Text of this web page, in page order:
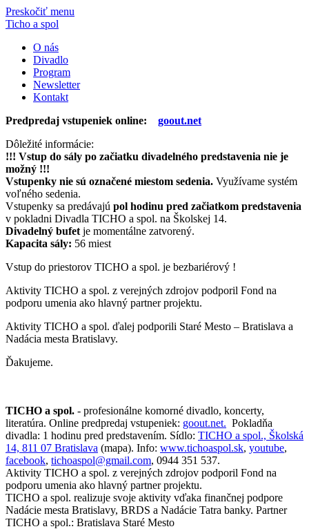
Preskočiť menu
Ticho a spol
O nás
Divadlo
Program
Newsletter
Kontakt
Predpredaj vstupeniek online:
goout.net
Dôležité informácie:
!!! Vstup do sály po začiatku divadelného predstavenia nie je
možný !!!
Vstupenky nie sú označené miestom sedenia. Využívame systém
voľného sedenia.
Vstupenky sa predávajú pol hodinu pred začiatkom predstavenia
v pokladni Divadla TICHO a spol. na Školskej 14.
Divadelný bufet je momentálne zatvorený.
Kapacita sály: 56 miest
Vstup do priestorov TICHO a spol. je bezbariérový !
Aktivity TICHO a spol. z verejných zdrojov podporil Fond na
podporu umenia ako hlavný partner projektu.
Aktivity TICHO a spol. ďalej podporili Staré Mesto – Bratislava a
Nadácia mesta Bratislavy.
Ďakujeme.
TICHO a spol. - profesionálne komorné divadlo, koncerty,
literatúra. Online predpredaj vstupeniek: goout.net. Pokladňa
divadla: 1 hodinu pred predstavením. Sídlo: TICHO a spol., Školská
14, 811 07 Bratislava (mapa). Info: www.tichoaspol.sk, youtube,
facebook, tichoaspol@gmail.com, 0944 351 537.
Aktivity TICHO a spol. z verejných zdrojov podporil Fond na
podporu umenia ako hlavný partner projektu.
TICHO a spol. realizuje svoje aktivity vďaka finančnej podpore
Nadácie mesta Bratislavy, BRDS a Nadácie Tatra banky. Partner
TICHO a spol.: Bratislava Staré Mesto